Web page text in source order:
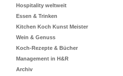
Hospitality weltweit
Essen & Trinken
Kitchen Koch Kunst Meister
Wein & Genuss
Koch-Rezepte & Bücher
Management in H&R
Archiv